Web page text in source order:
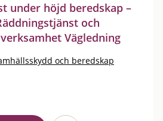
under höjd beredskap –
och
Vägledning
och beredskap